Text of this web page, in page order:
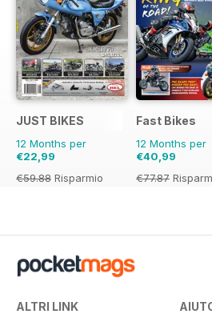
JUST BIKES
12 Months per
€22,99
€59.88 Risparmio
Fast Bikes
12 Months per
€40,99
€77.87
ALTRI LINK